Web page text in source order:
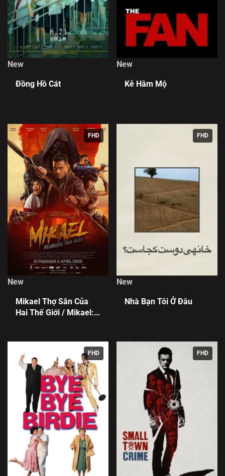
New
Đồng Hồ Cát
New
Kẻ Hâm Mộ
FHD
New
Mikael Thợ Săn Của
Hai Thế Giới / Mikael:
FHD
New
Nhà Bạn Tôi Ở Đâu
FHD FHD